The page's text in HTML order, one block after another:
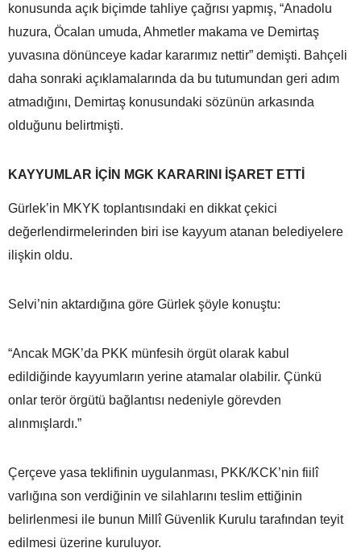
konusunda açık biçimde tahliye çağrısı yapmış, “Anadolu
huzura, Öcalan umuda, Ahmetler makama ve Demirtaş
yuvasına dönünceye kadar kararımız nettir” demişti. Bahçeli
daha sonraki açıklamalarında da bu tutumundan geri adım
atmadığını, Demirtaş konusundaki sözünün arkasında
olduğunu belirtmişti.
KAYYUMLAR İÇİN MGK KARARINI İŞARET ETTİ
Gürlek’in MKYK toplantısındaki en dikkat çekici
değerlendirmelerinden biri ise kayyum atanan belediyelere
ilişkin oldu.
Selvi’nin aktardığına göre Gürlek şöyle konuştu:
“Ancak MGK’da PKK münfesih örgüt olarak kabul
edildiğinde kayyumların yerine atamalar olabilir. Çünkü
onlar terör örgütü bağlantısı nedeniyle görevden
alınmışlardı.”
Çerçeve yasa teklifinin uygulanması, PKK/KCK’nin fiilî
varlığına son verdiğinin ve silahlarını teslim ettiğinin
belirlenmesi ile bunun Millî Güvenlik Kurulu tarafından teyit
edilmesi üzerine kuruluyor.